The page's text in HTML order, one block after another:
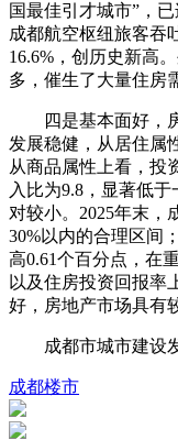
国最佳引才城市”，
成都航空枢纽旅客吞
16.6%，创历史新高
多，催生了大量住房
四是基本面好，房
发展稳健，从居住属
从商品属性上看，投
入比为9.8，显著低
对较小。2025年末，
30%以内的合理区间
高0.61个百分点，在
以及住房投资回报率
好，房地产市场具有
成都市城市建设
成都楼市